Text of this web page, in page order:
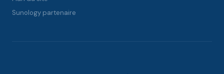
Sunology partenaire